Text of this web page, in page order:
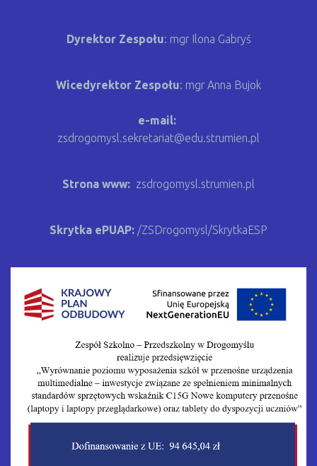
Dyrektor Zespołu: mgr Ilona Gabryś
Wicedyrektor Zespołu: mgr Anna Bujok
e-mail:
zsdrogomysl.sekretariat@edu.strumien.pl
Strona www: zsdrogomysl.strumien.pl
Skrytka ePUAP: /ZSDrogomysl/SkrytkaESP